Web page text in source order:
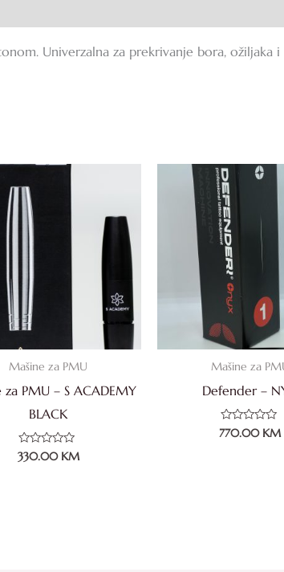
Univerzalna za prekrivanje bora, ožiljaka
Mašine za PMU
za PMU – S ACADEMY
BLACK
Ocjenjeno
0
330.00 KM
Mašine za
Defender –
Ocjenjeno
0
770.00 KM